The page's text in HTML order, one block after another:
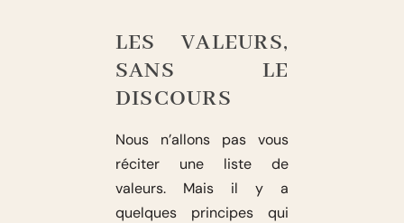
LES VALEURS,
SANS LE
DISCOURS
Nous n’allons pas vous
réciter une liste de
valeurs. Mais il y a
quelques principes qui